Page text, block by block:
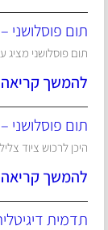
תום פוסלושני
תום פוסלושני מציג
להמשך
תום פוסלושני
היכן לרכוש ציוד
להמשך
תדמית